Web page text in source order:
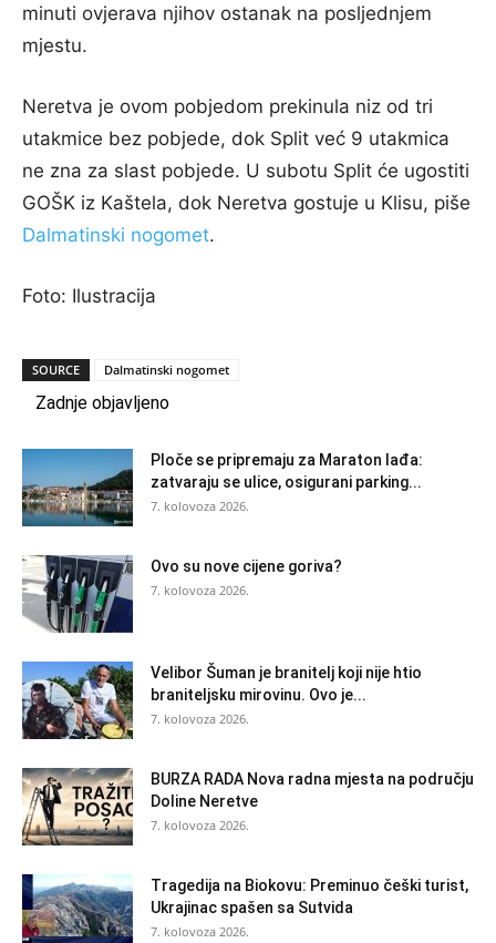
minuti ovjerava njihov ostanak na posljednjem
mjestu.
Neretva je ovom pobjedom prekinula niz od tri
utakmice bez pobjede, dok Split već 9 utakmica
ne zna za slast pobjede. U subotu Split će ugostiti
GOŠK iz Kaštela, dok Neretva gostuje u Klisu, piše
Dalmatinski nogomet.
Foto: Ilustracija
SOURCE Dalmatinski nogomet
Zadnje objavljeno
Ploče se pripremaju za Maraton lađa:
zatvaraju se ulice, osigurani parking...
7. kolovoza 2026.
Ovo su nove cijene goriva?
7. kolovoza 2026.
Velibor Šuman je branitelj koji nije htio
braniteljsku mirovinu. Ovo je...
7. kolovoza 2026.
BURZA RADA Nova radna mjesta na području
Doline Neretve
7. kolovoza 2026.
Tragedija na Biokovu: Preminuo češki turist,
Ukrajinac spašen sa Sutvida
7. kolovoza 2026.